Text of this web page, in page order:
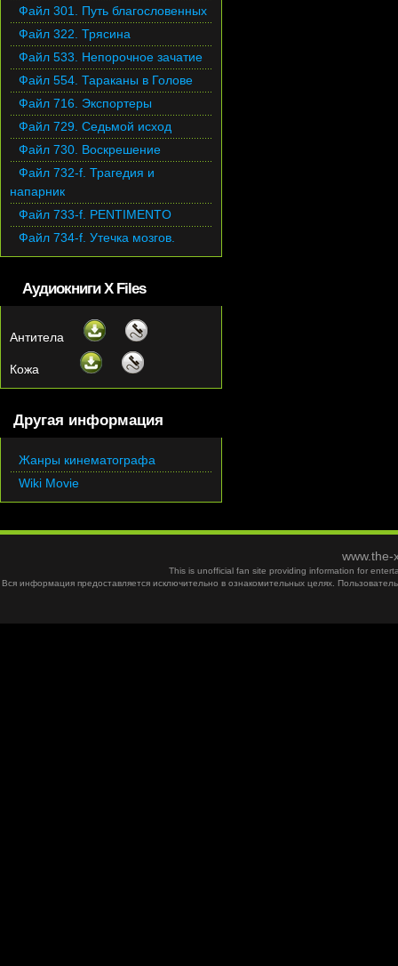
Файл 301. Путь благословенных
Файл 322. Трясина
Файл 533. Непорочное зачатие
Файл 554. Тараканы в Голове
Файл 716. Экспортеры
Файл 729. Седьмой исход
Файл 730. Воскрешение
Файл 732-f. Трагедия и
напарник
Файл 733-f. PENTIMENTO
Файл 734-f. Утечка мозгов.
Аудиокниги X Files
Антитела
Кожа
Другая информация
Жанры кинематографа
Wiki Movie
This is unofficial fan site providing information for
Вся информация предоставляется исключительно в ознакомительных целях.